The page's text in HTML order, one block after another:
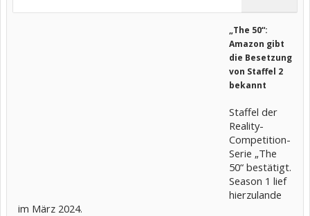
„The 50“:
Amazon gibt
die Besetzung
von Staffel 2
bekannt
Staffel der
Reality-
Competition-
Serie „The
50“ bestätigt.
Season 1 lief
hierzulande
im März 2024.